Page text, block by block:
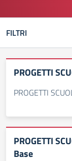
FILTRI
PROGETTI
PROGETTI
PROGETTI
Base